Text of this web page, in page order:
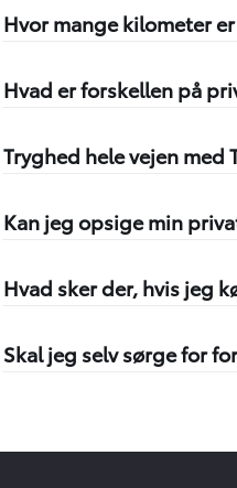
Hvor mange kilometer
Hvad er forskellen på
Tryghed hele vejen med
Kan jeg opsige min
Hvad sker der, hvis jeg
Skal jeg selv sørge for